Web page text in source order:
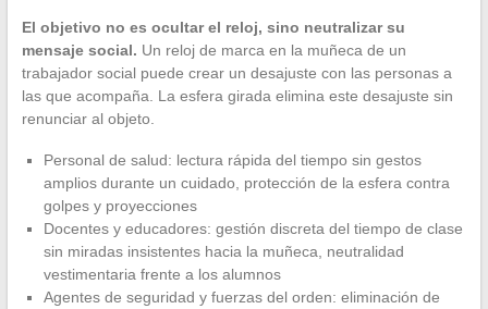
El objetivo no es ocultar el reloj, sino neutralizar su
mensaje social. Un reloj de marca en la muñeca de un
trabajador social puede crear un desajuste con las personas a
las que acompaña. La esfera girada elimina este desajuste sin
renunciar al objeto.
Personal de salud: lectura rápida del tiempo sin gestos
amplios durante un cuidado, protección de la esfera contra
golpes y proyecciones
Docentes y educadores: gestión discreta del tiempo de clase
sin miradas insistentes hacia la muñeca, neutralidad
vestimentaria frente a los alumnos
Agentes de seguridad y fuerzas del orden: eliminación de